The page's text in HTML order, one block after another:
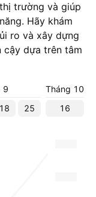
trường và giúp
Hãy khám
ro và xây dựng
cậy dựa trên tâm
9
18 25
Tháng 10
16